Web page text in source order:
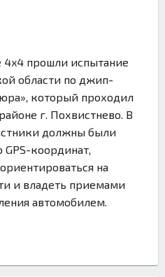
прошли испытание
области по джип-
который проходил
г. Похвистнево. В
должны были
координат,
на
и владеть приемами
автомобилем.